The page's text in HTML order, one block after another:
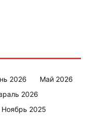
2026
Май 2026
2026
Ноябрь 2025